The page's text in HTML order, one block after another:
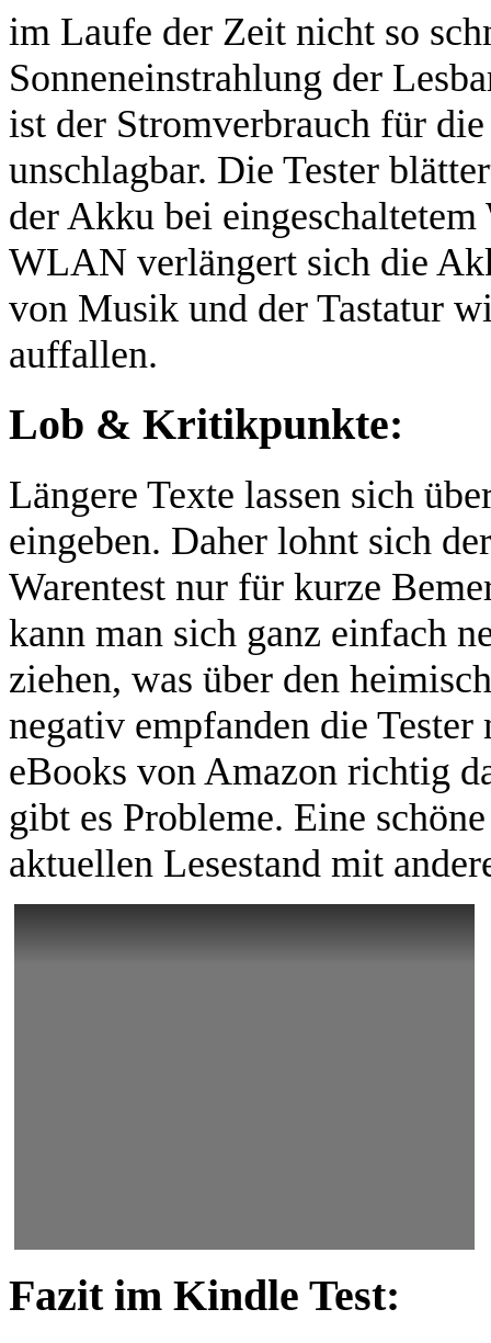
im Laufe der Zeit nicht so
Sonneneinstrahlung der
ist der Stromverbrauch für
unschlagbar. Die Tester
der Akku bei
WLAN verlängert sich die
von Musik und der Tastatur
auffallen.
Lob & Kritikpunkte:
Längere Texte lassen sich
eingeben. Daher lohnt sich
Warentest nur für kurze
kann man sich ganz einfach
ziehen, was über den
negativ empfanden die
eBooks von Amazon richtig
gibt es Probleme. Eine
aktuellen Lesestand mit
Fazit im Kindle Test: